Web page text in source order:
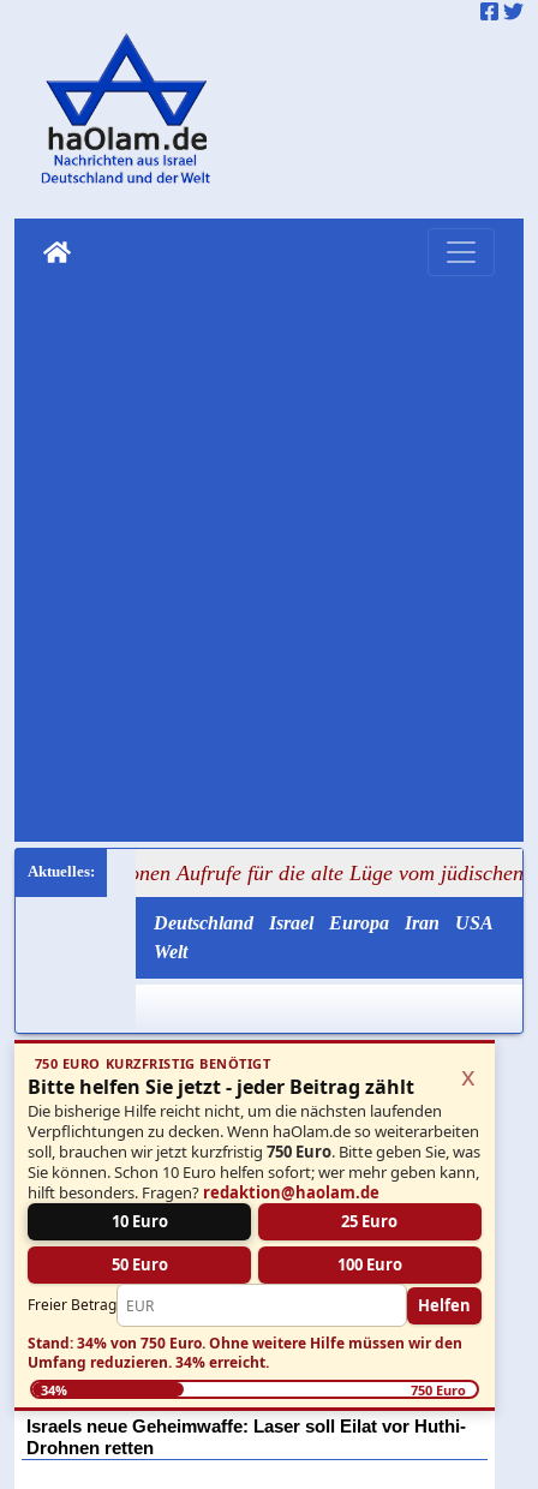
Aufrufe für die alte Lüge vom jüdischen Brandstifter
Deutschland Israel Europa Iran
USA
Welt
750 EURO KURZFRISTIG BENÖTIGT
Bitte helfen Sie jetzt - jeder Beitrag zählt
Die bisherige Hilfe reicht nicht, um die nächsten laufenden
Verpflichtungen zu decken. Wenn haOlam.de so weiterarbeiten
soll, brauchen wir jetzt kurzfristig750 Euro. Bitte geben Sie, was
Sie können. Schon 10 Euro helfen sofort; wer mehr geben kann,
hilft besonders. Fragen? redaktion@haolam.de
10 Euro
25 Euro
50 Euro 100 Euro
Freier Betrag Helfen
x
Stand: 34% von 750 Euro.Ohne weitere Hilfe müssen wir den
Umfang reduzieren.34% erreicht.
34% 750 Euro
Israels neue Geheimwaffe: Laser soll Eilat vor Huthi-
Drohnen retten